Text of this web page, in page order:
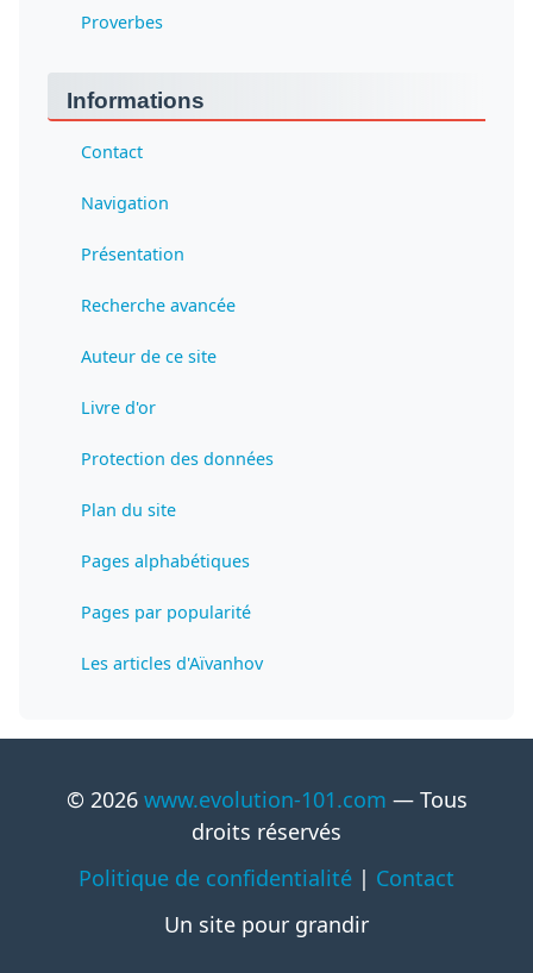
Proverbes
Informations
Contact
Navigation
Présentation
Recherche avancée
Auteur de ce site
Livre d'or
Protection des données
Plan du site
Pages alphabétiques
Pages par popularité
Les articles d'Aïvanhov
© 2026 www.evolution-101.com — Tous
droits réservés
Politique de confidentialité | Contact
Un site pour grandir